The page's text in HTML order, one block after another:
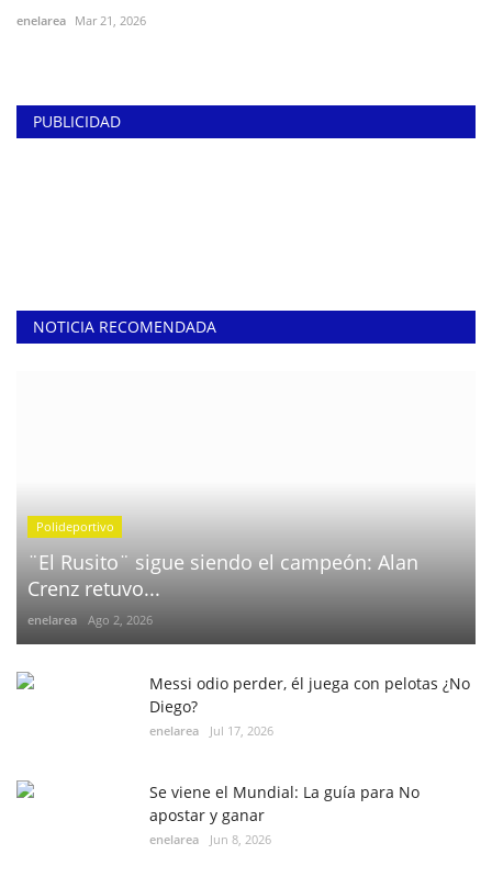
enelarea Mar 21, 2026
PUBLICIDAD
NOTICIA RECOMENDADA
Polideportivo
¨El Rusito¨ sigue siendo el campeón: Alan
Crenz retuvo...
enelarea Ago 2, 2026
Messi odio perder, él juega con pelotas ¿No
Diego?
enelarea Jul 17, 2026
Se viene el Mundial: La guía para No
apostar y ganar
enelarea Jun 8, 2026